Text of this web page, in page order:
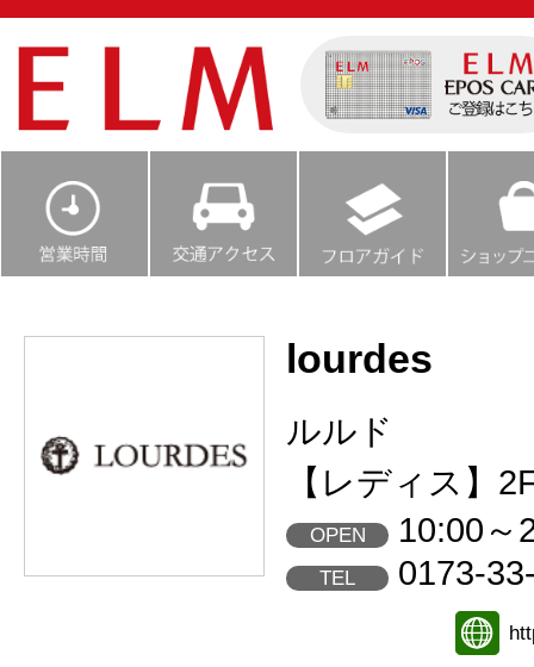
lourdes
ルルド
【レディス】
OPEN 10:00～
TEL 0173-